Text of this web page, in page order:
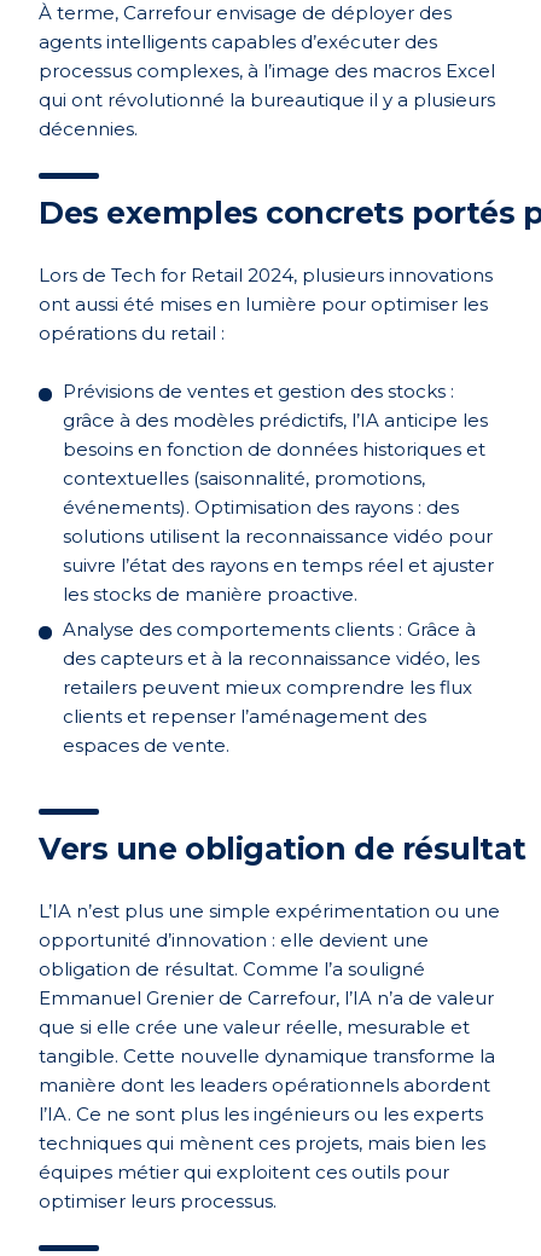
À terme, Carrefour envisage de déployer des
agents intelligents capables d’exécuter des
processus complexes, à l’image des macros Excel
qui ont révolutionné la bureautique il y a plusieurs
décennies.
Des exemples concrets portés
Lors de Tech for Retail 2024, plusieurs innovations
ont aussi été mises en lumière pour optimiser les
opérations du retail :
Prévisions de ventes et gestion des stocks :
grâce à des modèles prédictifs, l’IA anticipe les
besoins en fonction de données historiques et
contextuelles (saisonnalité, promotions,
événements). Optimisation des rayons : des
solutions utilisent la reconnaissance vidéo pour
suivre l’état des rayons en temps réel et ajuster
les stocks de manière proactive.
Analyse des comportements clients : Grâce à
des capteurs et à la reconnaissance vidéo, les
retailers peuvent mieux comprendre les flux
clients et repenser l’aménagement des
espaces de vente.
Vers une obligation de résultat
L’IA n’est plus une simple expérimentation ou une
opportunité d’innovation : elle devient une
obligation de résultat. Comme l’a souligné
Emmanuel Grenier de Carrefour, l’IA n’a de valeur
que si elle crée une valeur réelle, mesurable et
tangible. Cette nouvelle dynamique transforme la
manière dont les leaders opérationnels abordent
l’IA. Ce ne sont plus les ingénieurs ou les experts
techniques qui mènent ces projets, mais bien les
équipes métier qui exploitent ces outils pour
optimiser leurs processus.